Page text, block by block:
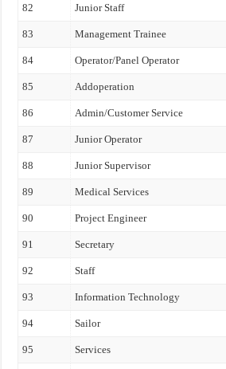
82 Junior Staff
83 Management Trainee
84 Operator/Panel Operator
85 Addoperation
86 Admin/Customer Service
87 Junior Operator
88 Junior Supervisor
89 Medical Services
90 Project Engineer
91 Secretary
92 Staff
93 Information Technology
94 Sailor
95 Services